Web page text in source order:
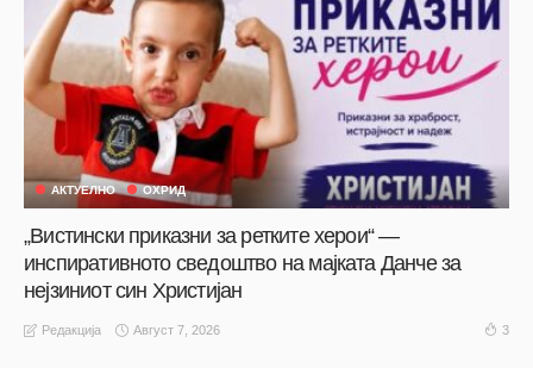
АКТУЕЛНО ОХРИД
„Вистински приказни за ретките херои“ —
инспиративното сведоштво на мајката Данче за
нејзиниот син Христијан
Редакција Август 7, 2026 3